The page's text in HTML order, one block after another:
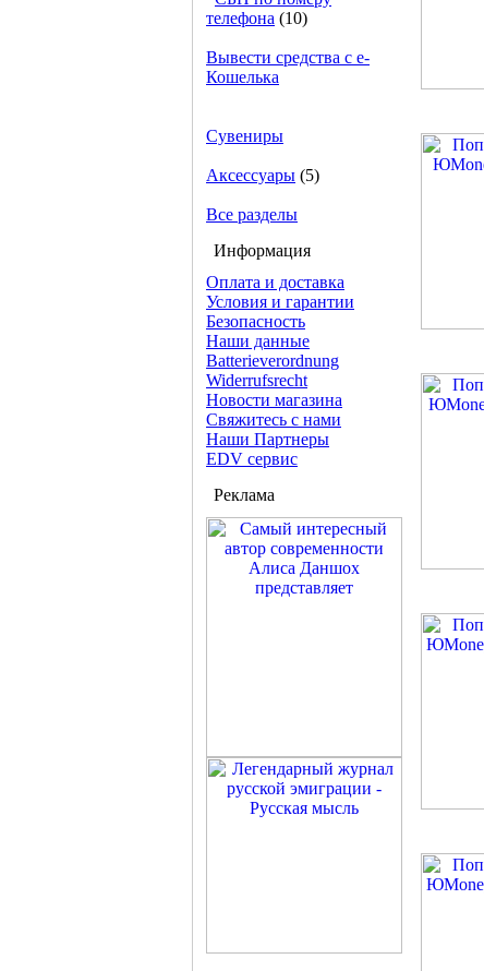
телефона (10)
Вывести средства с е-
Кошелька
Сувениры
Аксессуары (5)
Все разделы
Информация
Оплата и доставка
Условия и гарантии
Безопасность
Наши данные
Batterieverordnung
Widerrufsrecht
Новости магазина
Свяжитесь с нами
Наши Партнеры
EDV сервис
Реклама